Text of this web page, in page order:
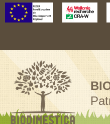
Aller au
contenu